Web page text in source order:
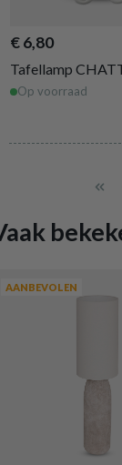
€ 6,80
Tafellamp
Op voorraad
AANBEVOLEN